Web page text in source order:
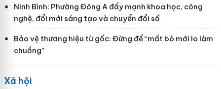
Ninh Bình: Phường Đông A đẩy mạnh khoa học, công
nghệ, đổi mới sáng tạo và chuyển đổi số
Bảo vệ thương hiệu từ gốc: Đừng để “mất bò mới lo làm
chuồng”
Xã hội